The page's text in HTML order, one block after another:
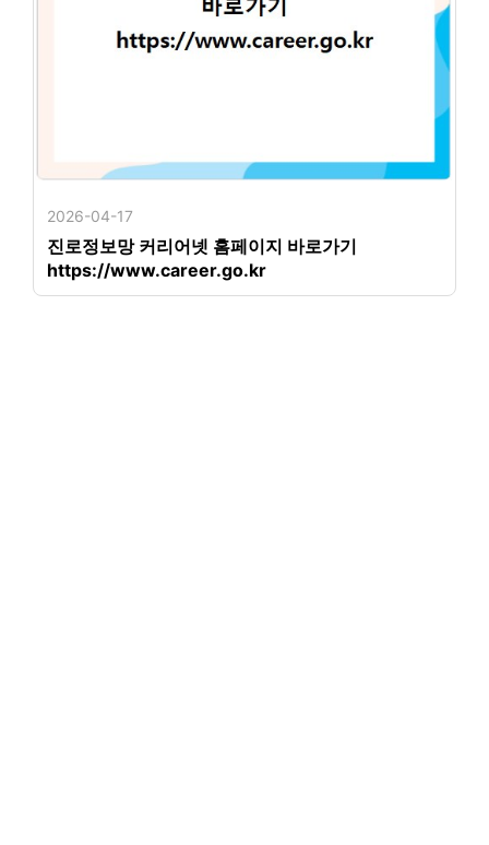
2026-04-17
진로정보망 커리어넷 홈페이지 바로가기
https://www.career.go.kr